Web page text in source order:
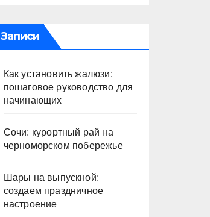
Записи
Как установить жалюзи:
пошаговое руководство для
начинающих
Сочи: курортный рай на
черноморском побережье
Шары на выпускной:
создаем праздничное
настроение